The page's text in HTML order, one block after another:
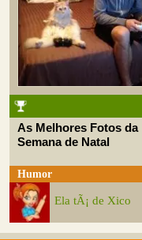
As Melhores Fotos da
Semana de Natal
Humor
Ela tÃ¡ de Xico